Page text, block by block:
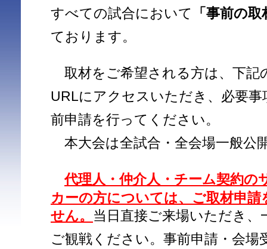
すべての試合において
「事前の
ております。
取材をご希望される方は、下記
URLにアクセスいただき、必要
前申請を行ってください。
本大会は全試合・全会場一般公
代理人・仲介人・チーム契約の
カーの方については、ご取材申
せん。 当日直接ご来場いただき
ご観戦ください。事前申請・会場